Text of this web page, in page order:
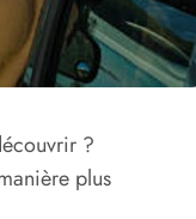
?
plus